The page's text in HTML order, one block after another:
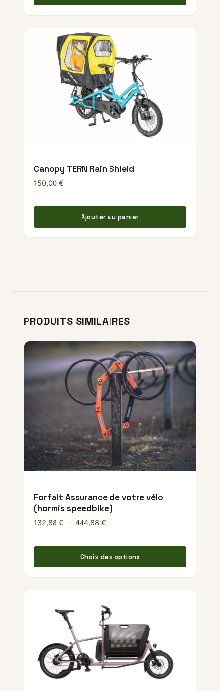
Canopy TERN Rain Shield
150,00 €
Ajouter au panier
PRODUITS SIMILAIRES
Forfait Assurance de votre vélo
(hormis speedbike)
132,88 € – 444,88 €
Choix des options
Ce